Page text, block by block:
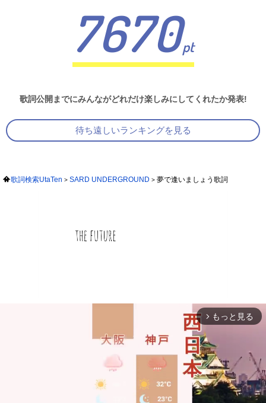
7670pt
歌詞公開までにみんながどれだけ楽しみにしてくれたか発表!
待ち遠しいランキングを見る
歌詞検索UtaTen SARD UNDERGROUND 夢で逢いましょう歌詞
arrow_forward_ios もっと見る